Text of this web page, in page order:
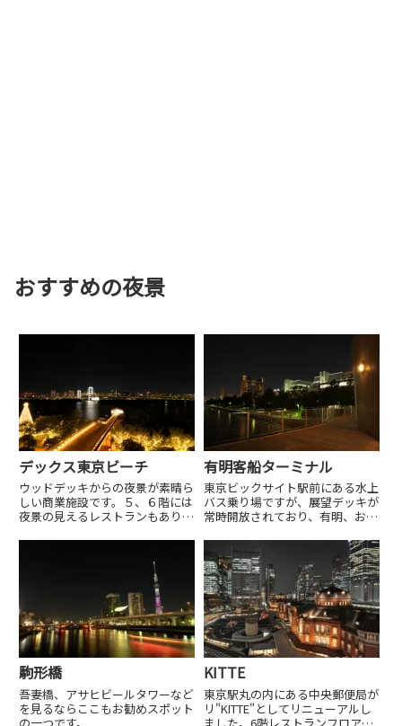
おすすめの夜景
デックス東京ビーチ
ウッドデッキからの夜景が素晴ら
しい商業施設です。５、６階には
夜景の見えるレストランもありま
有明客船ターミナル
東京ビックサイト駅前にある水上
バス乗り場ですが、展望デッキが
常時開放されており、有明、お台
駒形橋
吾妻橋、アサヒビールタワーなど
を見るならここもお勧めスポット
の一つです。
KITTE
東京駅丸の内にある中央郵便局が
リ"KITTE"としてリニューアルし
ました。6階レストランフロアに